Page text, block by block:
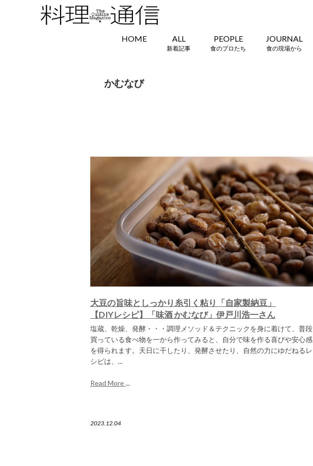
HOME ALL
新着記事
PEOPLE
食のプロたち
JOURNAL
食の現場から
かむなび
大豆の旨味としっかり糸引く粘り「自家製納豆」
【DIYレシピ】「味酒 かむなび」伊戸川浩一さん
塩蔵、乾燥、発酵・・・調理メソッド＆テクニックを身に着けて、普段
買っている食べ物を一から作ってみると、自分で味を作る喜びや安心感
を得られます。天日に干したり、発酵させたり、自然の力にゆだねるレ
シピは、...
Read More...
2023.12.04